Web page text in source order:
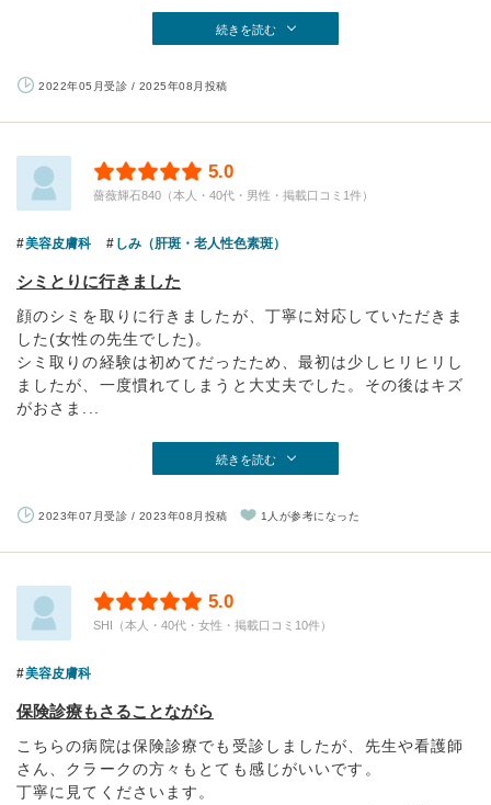
続きを読む
2022年05月受診 / 2025年08月投稿
5.0
薔薇輝石840（本人・40代・男性・掲載口コミ1件）
美容皮膚科 しみ（肝斑・老人性色素斑）
シミとりに行きました
顔のシミを取りに行きましたが、丁寧に対応していただきま
した(女性の先生でした)。
シミ取りの経験は初めてだったため、最初は少しヒリヒリし
ましたが、一度慣れてしまうと大丈夫でした。その後はキズ
がおさま...
続きを読む
2023年07月受診 / 2023年08月投稿 1人が参考になった
5.0
SHI（本人・40代・女性・掲載口コミ10件）
美容皮膚科
保険診療もさることながら
こちらの病院は保険診療でも受診しましたが、先生や看護師
さん、クラークの方々もとても感じがいいです。
丁寧に見てくださいます。